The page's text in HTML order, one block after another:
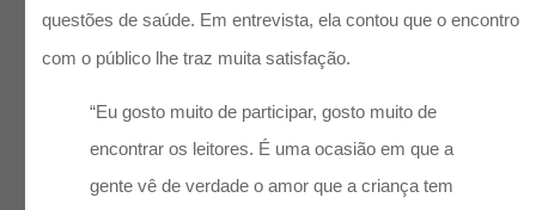
questões de saúde. Em entrevista, ela contou que o encontro
com o público lhe traz muita satisfação.
“Eu gosto muito de participar, gosto muito de
encontrar os leitores. É uma ocasião em que a
gente vê de verdade o amor que a criança tem